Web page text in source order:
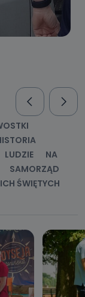
LUDZIE
NA
SAMORZĄD
ŚWIĘTYCH